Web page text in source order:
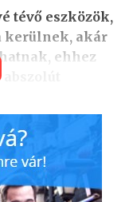
tévő eszközök,
kerülnek, akár
ehhez
gondolna, a
vezeték nélkül
ki vagy be